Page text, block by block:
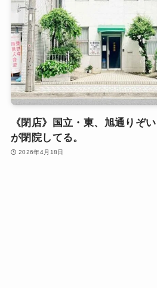
《閉店》国立・東、旭通りぞ
が閉院してる。
2026年4月18日